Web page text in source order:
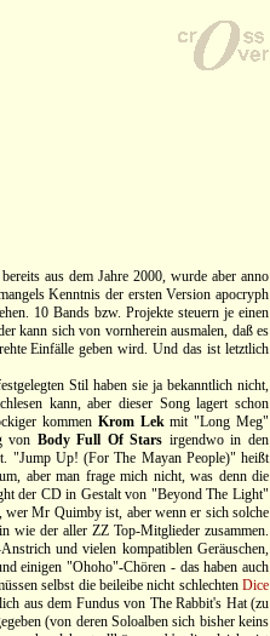
aus dem Jahre 2000, wurde aber anno
Kenntnis der ersten Version apocryph
10 Bands bzw. Projekte steuern je einen
kann sich von vornherein ausmalen, daß es
Einfälle geben wird. Und das ist letztlich
Stil haben sie ja bekanntlich nicht,
kann, aber dieser Song lagert schon
kommen Krom Lekmit "Long Meg"
von Body Full Of Stars irgendwo in den
"Jump Up! (For The Mayan People)" heißt
aber man frage mich nicht, was denn die
der CD in Gestalt von "Beyond The Light"
wer Mr Quimby ist, aber wenn er sich solche
wie der aller ZZ Top-Mitglieder zusammen.
und vielen kompatiblen Geräuschen,
einigen "Ohoho"-Chören - das haben auch
selbst die beileibe nicht schlechten Dice
aus dem Fundus von The Rabbit's Hat (zu
(von deren Soloalben sich bisher keins